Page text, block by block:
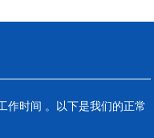
作时间 。以下是我们的正常